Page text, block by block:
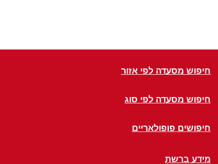
חיפוש מסעדה לפי אזור
חיפוש מסעדה לפי סוג
חיפושים פופולאריים
מידע ברשת